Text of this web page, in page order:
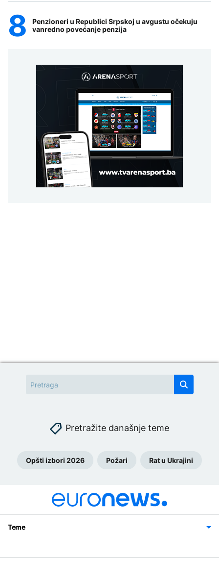
Penzioneri u Republici Srpskoj u avgustu očekuju
vanredno povećanje penzija
Pretražite današnje teme
Opšti izbori 2026 Požari Rat u Ukrajini
Teme